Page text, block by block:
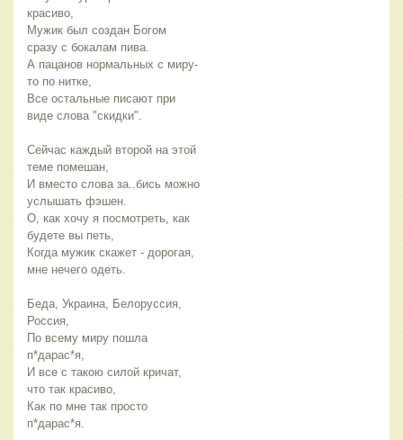
красиво,
Мужик был создан Богом
сразу с бокалам пива.
А пацанов нормальных с миру-
то по нитке,
Все остальные писают при
виде слова "скидки".
Сейчас каждый второй на этой
теме помешан,
И вместо слова за..бись можно
услышать фэшен.
О, как хочу я посмотреть, как
будете вы петь,
Когда мужик скажет - дорогая,
мне нечего одеть.
Беда, Украина, Белоруссия,
Россия,
По всему миру пошла
п*дарас*я,
И все с такою силой кричат,
что так красиво,
Как по мне так просто
п*дарас*я.